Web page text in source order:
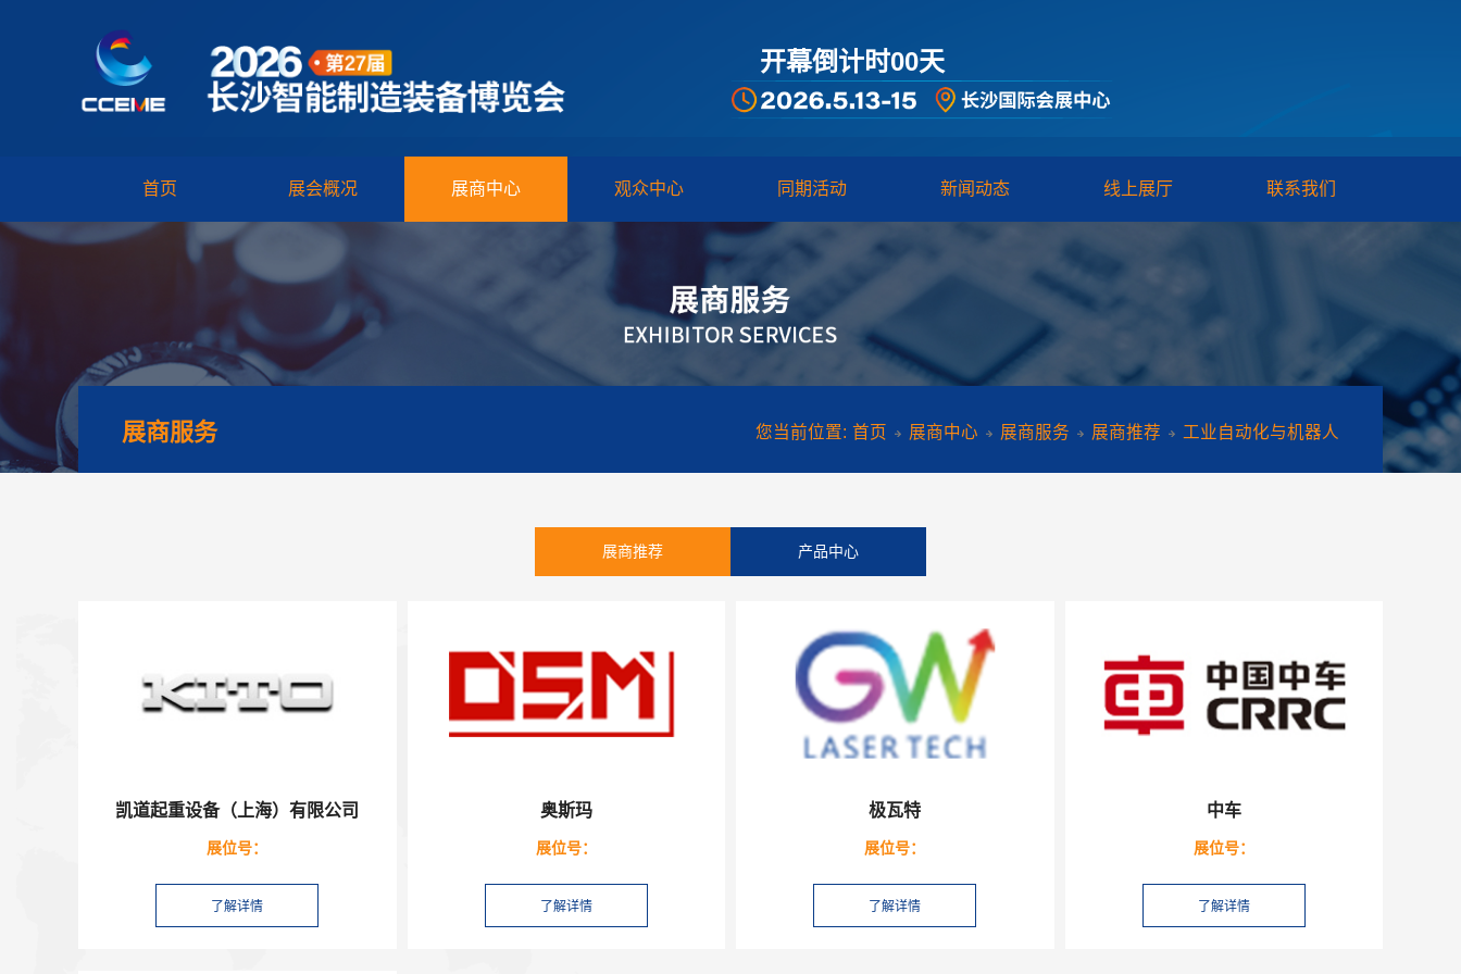
开幕倒计时00天
首页 展会概况 展商中心 观众中心 同期活动 新闻动态 线上展厅 联系我们
您当前位置: 首页 展商中心 展商服务 展商推荐 工业自动化与机器人
展商服务
展商推荐 产品中心
凯道起重设备（上海）有限公司
展位号：
奥斯玛
展位号：
极瓦特
展位号：
中车
展位号：